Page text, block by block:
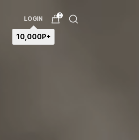
LOGIN
10,000P+
0